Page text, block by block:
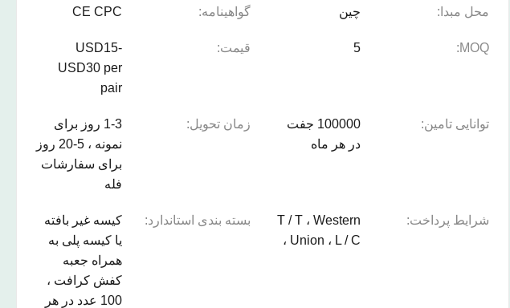
محل مبدا: چین گواهینامه: CE CPC
MOQ:
5 قیمت:
USD15-
USD30 per
pair
توانایی تامین:
100000 جفت
در هر ماه
زمان تحویل:
1-3 روز برای
نمونه ، 5-20 روز
برای سفارشات
فله
شرایط پرداخت:
T / T ، Western
Union ، L / C ،
بسته بندی استاندارد:
کیسه غیر بافته
یا کیسه پلی به
همراه جعبه
کفش کرافت ،
100 عدد در هر